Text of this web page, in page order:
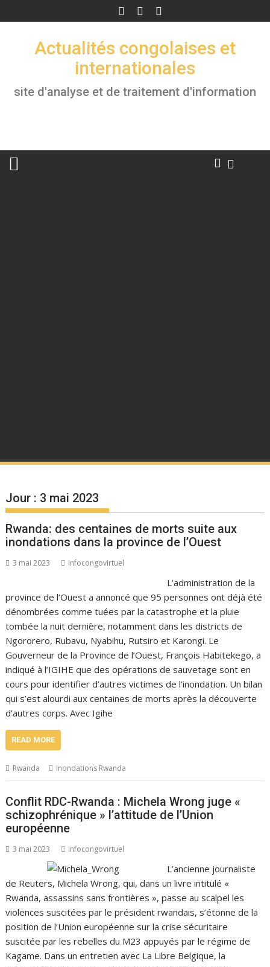
to
Actualités congolaises et
internationales
site d'analyse et de traitement d'information
Jour : 3 mai 2023
Rwanda: des centaines de morts suite aux
inondations dans la province de l’Ouest
3 mai 2023 infocongovirtuel
L’administration de la
province de l’Ouest a annoncé que 95 personnes ont déjà été
dénombrées comme tuées par la catastrophe et la pluie
tombée la nuit dernière, notamment dans les districts de
Ngororero, Rubavu, Nyabihu, Rutsiro et Karongi. Le
Gouverneur de la Province de l’Ouest, François Habitekego, a
indiqué à l’IGIHE que des opérations de sauvetage sont en
cours pour identifier d’autres victimes de l’inondation. Un bilan
qui s’est alourdi aux centaines de morts après la découverte
d’autres corps. Avec Igihe
READ MORE
Rwanda Inondations Rwanda
Conflit RDC-Rwanda : Michela Wrong juge «
schizophrénique » l’attitude de l’Union
européenne
3 mai 2023 infocongovirtuel
L’ancienne journaliste
de Reuters, Michela Wrong, qui, dans un livre intitulé «
Rwanda, assassins sans frontières », passe au scalpel les
violences suscitées par le président rwandais, s’étonne de la
position de l’Union européenne sur la crise sécuritaire
suscitée par les rebelles du M23 appuyés par le régime de
Kagame. Dans un entretien avec La Libre Belgique, la